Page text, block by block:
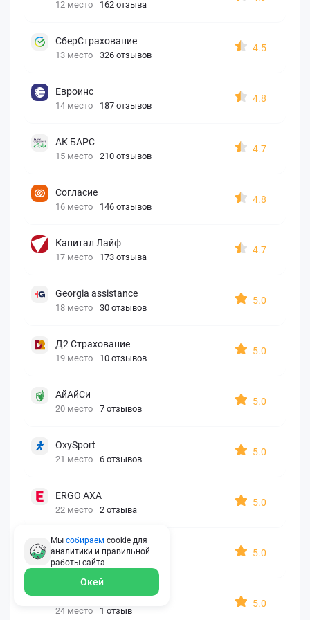
12 место 162 отзыва
СберСтрахование
13 место 326 отзывов
4.5
Евроинс
14 место 187 отзывов
4.8
АК БАРС
15 место 210 отзывов
4.7
Согласие
16 место 146 отзывов
4.8
Капитал Лайф
17 место 173 отзыва
4.7
Georgia assistance
18 место 30 отзывов
5.0
Д2 Страхование
19 место 10 отзывов
5.0
АйАйСи
20 место 7 отзывов
5.0
OxySport
21 место 6 отзывов
5.0
ERGO AXA
22 место 2 отзыва
5.0
Oxy Travel Premium
23 место 1 отзыв
5.0
УралСиб
24 место 1 отзыв
5.0
Мы собираем cookie для
аналитики и правильной
работы сайта
Окей